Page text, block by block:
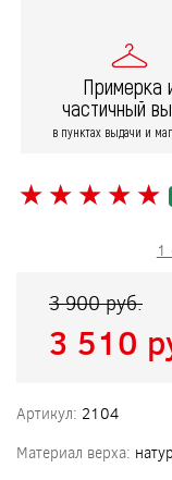
Примерка
частичный
в пунктах выдачи и
★ ★ ★ ★ ★
★ ★ ★ ★ ★
1
3 900 pуб.
3 510
Артикул: 2104
Материал верха: